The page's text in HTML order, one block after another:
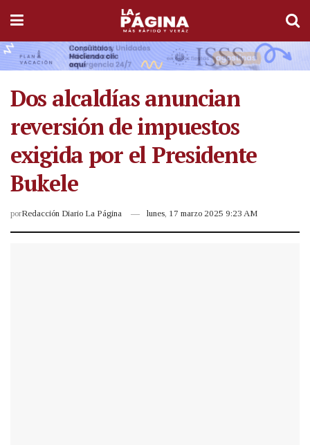
Dos alcaldías anuncian
reversión de impuestos
exigida por el Presidente
Bukele
porRedacción Diario La Página lunes, 17 marzo 2025 9:23 AM